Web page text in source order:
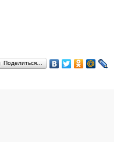
Поделиться…